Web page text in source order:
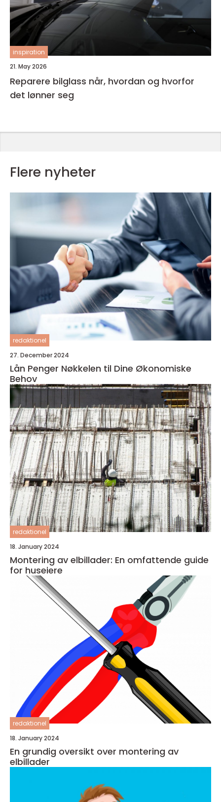
inspiration
21. May 2026
Reparere bilglass når, hvordan og hvorfor
det lønner seg
Flere nyheter
redaktionel
27. December 2024
Lån Penger Nøkkelen til Dine Økonomiske
Behov
redaktionel
18. January 2024
Montering av elbillader: En omfattende guide
for huseiere
redaktionel
18. January 2024
En grundig oversikt over montering av
elbillader